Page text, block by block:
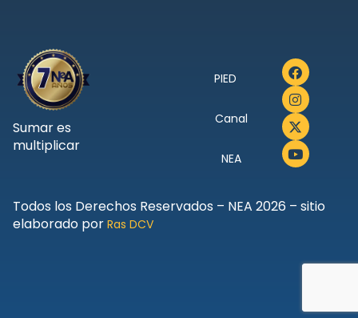
Sumar es
multiplicar
PIED
Canal
NEA
Todos los Derechos Reservados – NEA 2026 – sitio
elaborado por Ras DCV